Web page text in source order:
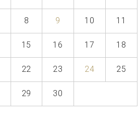
8 9 10 11
15 16 17 18
22 23 24 25
29 30